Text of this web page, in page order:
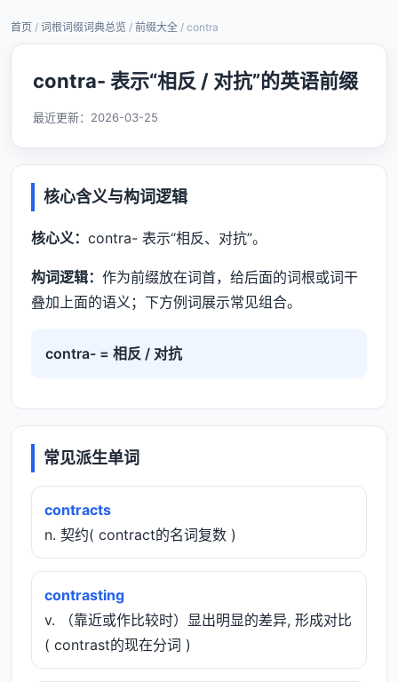
首页 / 词根词缀词典总览 / 前缀大全 / contra
contra- 表示“相反 / 对抗”的英语前缀
最近更新： 2026-03-25
核心含义与构词逻辑
核心义： contra- 表示“相反、对抗”。
构词逻辑： 作为前缀放在词首，给后面的词根或词干
叠加上面的语义；下方例词展示常见组合。
contra- = 相反 / 对抗
常见派生单词
contracts
n. 契约( contract的名词复数 )
contrasting
v. （靠近或作比较时）显出明显的差异, 形成对比
( contrast的现在分词 )